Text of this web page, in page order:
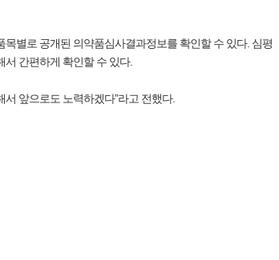
별로 공개된 의약품심사결과정보를 확인할 수 있다. 심평
간편하게 확인할 수 있다.
앞으로도 노력하겠다”라고 전했다.